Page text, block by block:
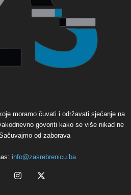
moramo čuvati i održavati sjećanje na
govoriti kako se više nikad ne
od zaborava
info@zasrebrenicu.ba